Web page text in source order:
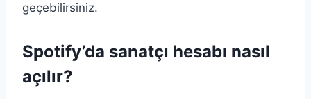
geçebilirsiniz.
Spotify’da sanatçı hesabı nasıl
açılır?